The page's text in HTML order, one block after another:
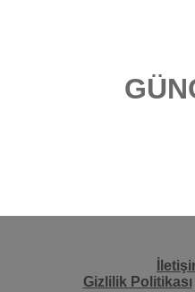
Gizlilik Politikası